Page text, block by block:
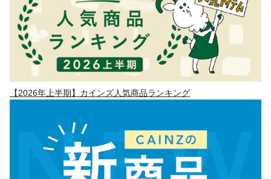
【2026年上半期】カインズ人気商品ランキング